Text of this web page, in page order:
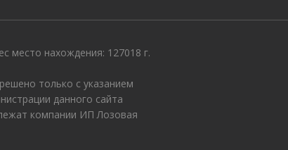
место нахождения: 127018 г.
только с указанием
данного сайта
компании ИП Лозовая